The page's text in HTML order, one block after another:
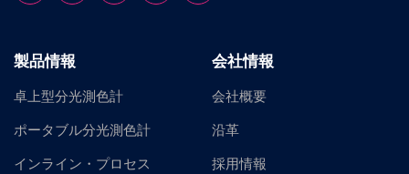
製品情報
卓上型分光測色計
ポータブル分光測色計
インライン・プロセス
会社情報
会社概要
沿革
採用情報